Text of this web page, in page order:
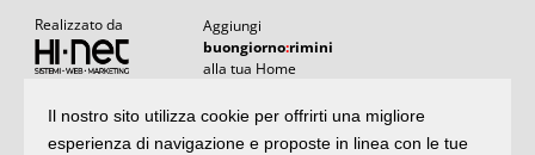
Realizzato da
Aggiungi
buongiorno:rimini
alla tua Home
Articoli: il meglio di buongiornoRimini
Il nostro sito utilizza cookie per offrirti una migliore
esperienza di navigazione e proposte in linea con le tue